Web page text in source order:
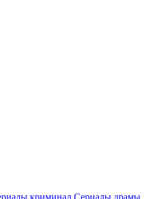
криминал Сериалы драмы